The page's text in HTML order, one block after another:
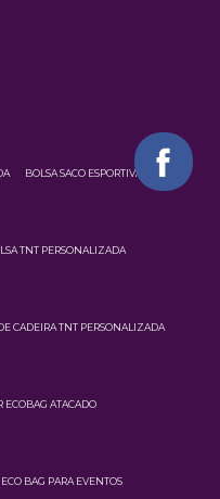
BOLSA SACO ESPORTIVA
TNT PERSONALIZADA
CADEIRA TNT PERSONALIZADA
ECOBAG ATACADO
ECO BAG PARA EVENTOS